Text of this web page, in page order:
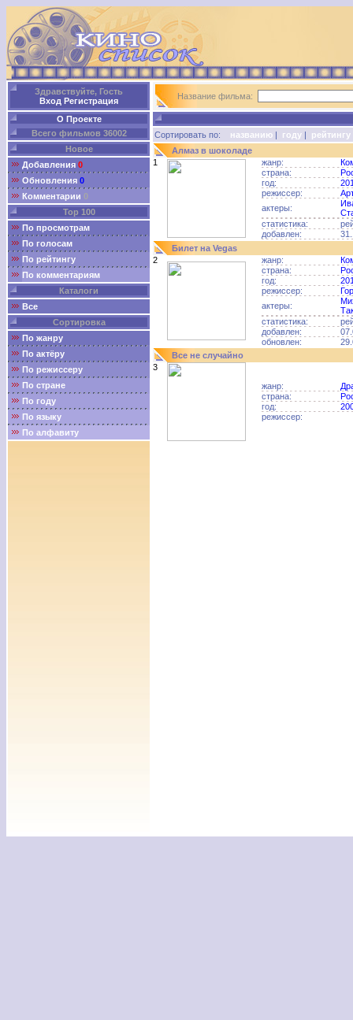
Здравствуйте, Гость
Вход Регистрация
О Проекте
Всего фильмов 36002
Новое
Добавления 0
Обновления 0
Комментарии 0
Top 100
По просмотрам
По голосам
По рейтингу
По комментариям
Каталоги
Все
Сортировка
По жанру
По актёру
По режиссеру
По стране
По году
По языку
По алфавиту
Название фильма:
Сортировать по: названию | году | рейтингу
Алмаз в шоколаде
1
жанр:
страна:
год:
режиссер:
актеры:
статистика:
добавлен:
Билет на Vegas
2
жанр:
страна:
год:
режиссер:
актеры:
статистика:
добавлен:
обновлен:
Все не случайно
3
жанр:
страна:
год:
режиссер: